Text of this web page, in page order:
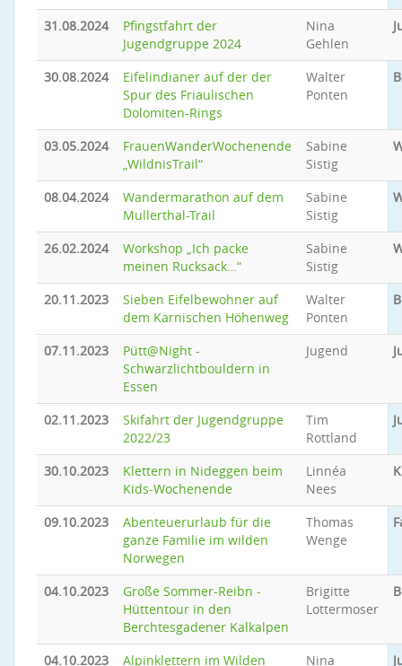
31.08.2024
Pfingstfahrt der
Jugendgruppe 2024
Nina
Gehlen
30.08.2024
Eifelindianer auf der der
Spur des Friaulischen
Dolomiten-Rings
Walter
Ponten
03.05.2024
FrauenWanderWochenende
„WildnisTrail“
Sabine
Sistig
08.04.2024
Wandermarathon auf dem
Mullerthal-Trail
Sabine
Sistig
26.02.2024
Workshop „Ich packe
meinen Rucksack…“
Sabine
Sistig
20.11.2023
Sieben Eifelbewohner auf
dem Karnischen Höhenweg
Walter
Ponten
07.11.2023
Pütt@Night -
Schwarzlichtbouldern in
Essen
Jugend
02.11.2023
Skifahrt der Jugendgruppe
2022/23
Tim
Rottland
30.10.2023
Klettern in Nideggen beim
Kids-Wochenende
Linnéa
Nees
09.10.2023
Abenteuerurlaub für die
ganze Familie im wilden
Norwegen
Thomas
Wenge
04.10.2023
Große Sommer-Reibn -
Hüttentour in den
Berchtesgadener Kalkalpen
Brigitte
Lottermoser
04.10.2023
Alpinklettern im Wilden
Nina